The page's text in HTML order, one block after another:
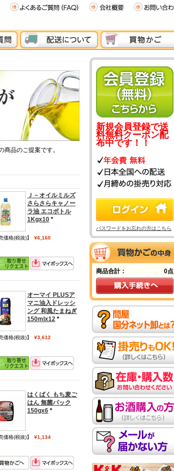
商品のご提案です。
Ｊ－オイルミルズ
さらさらキャノー
ラ油 エコボトル
1Kgx10*
価格(税抜)】 ¥6,160
オーマイ PLUSア
マニ油入ドレッシ
ング 和風たまねぎ
150mlx12*
価格(税抜)】 ¥3,612
はくばく もち麦ご
はん 無菌パック
150gx6*
価格(税抜)】 ¥1,134
新規会員登録で送
料無料クーポン配
布中です！！
パスワードをお忘れの方はこちら
商品合計： 0点